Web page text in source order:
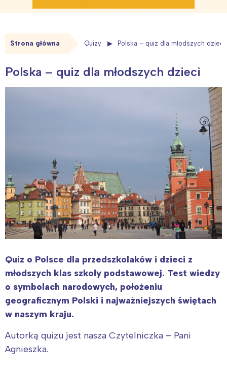
Strona główna Quizy Polska – quiz dla młodszych dzieci
Polska – quiz dla młodszych dzieci
Quiz o Polsce dla przedszkolaków i dzieci z
młodszych klas szkoły podstawowej. Test wiedzy
o symbolach narodowych, położeniu
geograficznym Polski i najważniejszych świętach
w naszym kraju.
Autorką quizu jest nasza Czytelniczka – Pani
Agnieszka.